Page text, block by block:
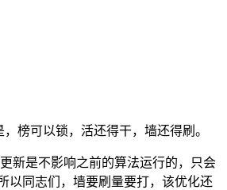
榜可以锁，活还得干，墙还得刷。
新是不影响之前的算法运行的，只会
以同志们，墙要刷量要打，该优化还